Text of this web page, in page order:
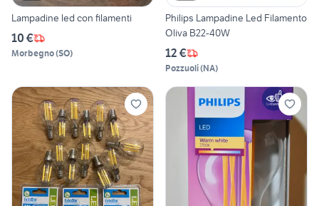
Lampadine led con filamenti
10 €
Morbegno(SO)
Philips Lampadine Led Filamento
Oliva B22-40W
12 €
Pozzuoli(NA)